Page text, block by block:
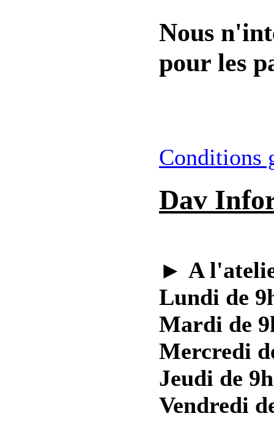
Nous
pour les
Conditions
Dav
► A
Lundi de
Mardi de
Mercredi
Jeudi de
Vendredi